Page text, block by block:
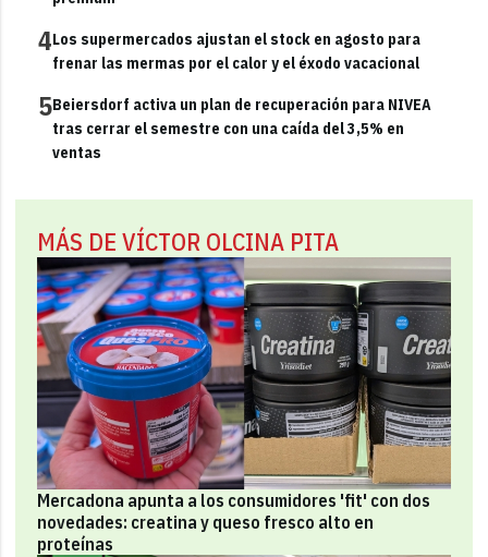
4Los supermercados ajustan el stock en agosto para
frenar las mermas por el calor y el éxodo vacacional
5Beiersdorf activa un plan de recuperación para NIVEA
tras cerrar el semestre con una caída del 3,5% en
ventas
MÁS DE VÍCTOR OLCINA PITA
Mercadona apunta a los consumidores 'fit' con dos
novedades: creatina y queso fresco alto en
proteínas